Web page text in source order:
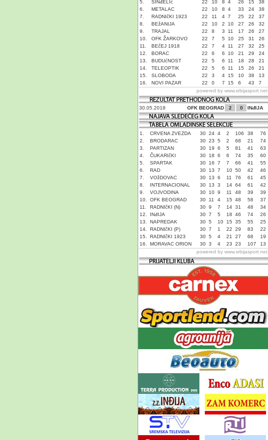
5. SINđELIć 22 10 8 4 26 15
38
6.
METALAC 22 10 8 4 33 24
38
7.
RADNIčKI 1923 22 11 4 7 25 22
37
8.
BEžANIJA 22 10 2 10 27 26
32
9.
TRAJAL 22 8 3 11 17 26
27
10.
OFK ŽARKOVO 22 7 5 10 25 31
26
11.
BEčEJ 1918 22 7 4 11 27 32
25
12.
BORAC 22 6 6 10 21 29
24
13.
BUDUćNOST 22 5 6 11 18 28
21
14.
TELEOPTIK 22 5 6 11 15 26
21
15.
SLOBODA 22 3 4 15 10 38
13
16.
NOVI PAZAR 22 0 7 15 6 43
7
powered by www.srbijasport.net
30.05.2018 OFK BEOGRAD 2 0 INđIJA
1. CRVENA ZVEZDA 30 24 4 2 106 38
76
2.
BRODARAC 30 23 5 2 68 21
74
3.
PARTIZAN 30 19 6 5 81 41
63
4.
ČUKARIčKI 30 18 6 6 74 35
60
5.
SPARTAK 30 16 7 7 66 41
55
6.
RAD 30 13 7 10 50 42
46
7.
VOžDOVAC 30 13 6 11 76 61
45
8.
INTERNACIONAL 30 13 3 14 64 61
42
9.
VOJVODINA 30 10 9 11 48 39
39
10.
OFK BEOGRAD 30 11 4 15 48 58
37
11.
RADNIčKI (N) 30 9 7 14 31 48
34
12.
INđIJA 30 7 5 18 46 74
26
13.
NAPREDAK 30 5 10 15 35 55
25
14.
RADNIčKI (P) 30 7 1 22 29 83
22
15.
RADNIčKI 1923 30 5 4 21 27 68
19
16.
MORAVAC ORION 30 3 4 23 23 107
13
powered by www.srbijasport.net